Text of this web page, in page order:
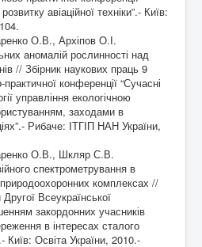
авіаційної техніки”.- Київ:
О.В., Архіпов O.І.
аномалій рослинності над
// Збірник наукових праць 9
конференції “Сучасні
управління екологічною
заходами в
Рибаче: ІТГІП НАН України,
О.В., Шкляр С.В.
спектрометрування в
комплексах //
Всеукраїнської
закордонних учасників
в інтересах сталого
Київ: Освіта України, 2010.-